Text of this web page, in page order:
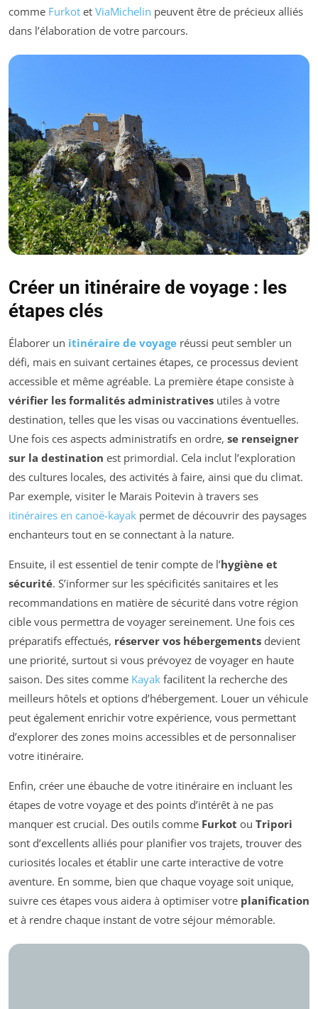
comme Furkot et ViaMichelin peuvent être de précieux alliés
dans l’élaboration de votre parcours.
Créer un itinéraire de voyage : les
étapes clés
Élaborer un itinéraire de voyage réussi peut sembler un
défi, mais en suivant certaines étapes, ce processus devient
accessible et même agréable. La première étape consiste à
vérifier les formalités administratives utiles à votre
destination, telles que les visas ou vaccinations éventuelles.
Une fois ces aspects administratifs en ordre, se renseigner
sur la destination est primordial. Cela inclut l’exploration
des cultures locales, des activités à faire, ainsi que du climat.
Par exemple, visiter le Marais Poitevin à travers ses
itinéraires en canoë-kayak permet de découvrir des paysages
enchanteurs tout en se connectant à la nature.
Ensuite, il est essentiel de tenir compte de l’hygiène et
sécurité. S’informer sur les spécificités sanitaires et les
recommandations en matière de sécurité dans votre région
cible vous permettra de voyager sereinement. Une fois ces
préparatifs effectués, réserver vos hébergements devient
une priorité, surtout si vous prévoyez de voyager en haute
saison. Des sites comme Kayak facilitent la recherche des
meilleurs hôtels et options d’hébergement. Louer un véhicule
peut également enrichir votre expérience, vous permettant
d’explorer des zones moins accessibles et de personnaliser
votre itinéraire.
Enfin, créer une ébauche de votre itinéraire en incluant les
étapes de votre voyage et des points d’intérêt à ne pas
manquer est crucial. Des outils comme Furkot ou Tripori
sont d’excellents alliés pour planifier vos trajets, trouver des
curiosités locales et établir une carte interactive de votre
aventure. En somme, bien que chaque voyage soit unique,
suivre ces étapes vous aidera à optimiser votre planification
et à rendre chaque instant de votre séjour mémorable.